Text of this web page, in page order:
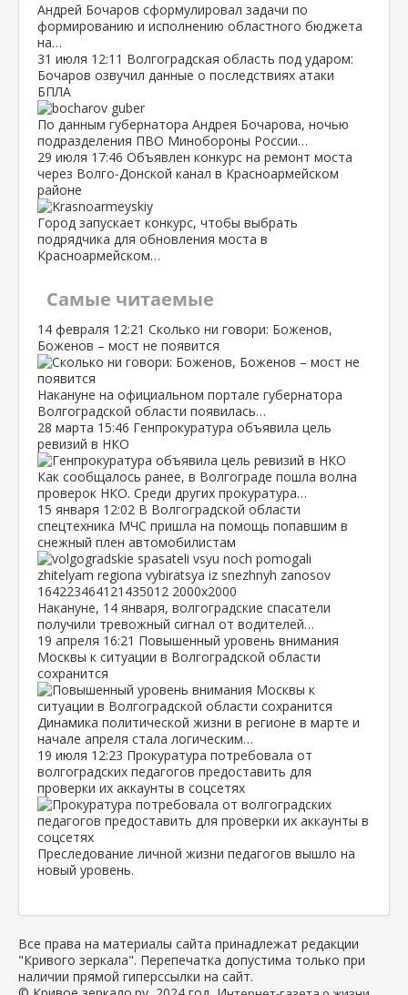
Андрей Бочаров сформулировал задачи по
формированию и исполнению областного бюджета
на…
31 июля 12:11 Волгоградская область под ударом:
Бочаров озвучил данные о последствиях атаки
БПЛА
По данным губернатора Андрея Бочарова, ночью
подразделения ПВО Минобороны России…
29 июля 17:46 Объявлен конкурс на ремонт моста
через Волго‑Донской канал в Красноармейском
районе
Город запускает конкурс, чтобы выбрать
подрядчика для обновления моста в
Красноармейском…
Самые читаемые
14 февраля 12:21 Сколько ни говори: Боженов,
Боженов – мост не появится
Накануне на официальном портале губернатора
Волгоградской области появилась…
28 марта 15:46 Генпрокуратура объявила цель
ревизий в НКО
Как сообщалось ранее, в Волгограде пошла волна
проверок НКО. Среди других прокуратура…
15 января 12:02 В Волгоградской области
спецтехника МЧС пришла на помощь попавшим в
снежный плен автомобилистам
Накануне, 14 января, волгоградские спасатели
получили тревожный сигнал от водителей…
19 апреля 16:21 Повышенный уровень внимания
Москвы к ситуации в Волгоградской области
сохранится
Динамика политической жизни в регионе в марте и
начале апреля стала логическим…
19 июля 12:23 Прокуратура потребовала от
волгоградских педагогов предоставить для
проверки их аккаунты в соцсетях
Преследование личной жизни педагогов вышло на
новый уровень.
Все права на материалы сайта принадлежат редакции
"Кривого зеркала". Перепечатка допустима только при
наличии прямой гиперссылки на сайт.